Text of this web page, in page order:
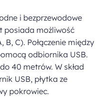
i bezprzewodowe
posiada możliwość
B, C). Połączenie między
odbiornika USB.
40 metrów. W skład
USB, płytka ze
pokrowiec.